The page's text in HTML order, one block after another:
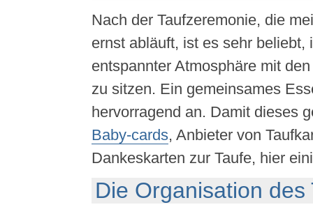
Nach der Taufzeremonie, die
ernst abläuft, ist es sehr beliebt,
entspannter Atmosphäre mit
zu sitzen. Ein gemeinsames
hervorragend an. Damit dieses
Baby-cards, Anbieter von
Dankeskarten zur Taufe, hier
Die Organisation des